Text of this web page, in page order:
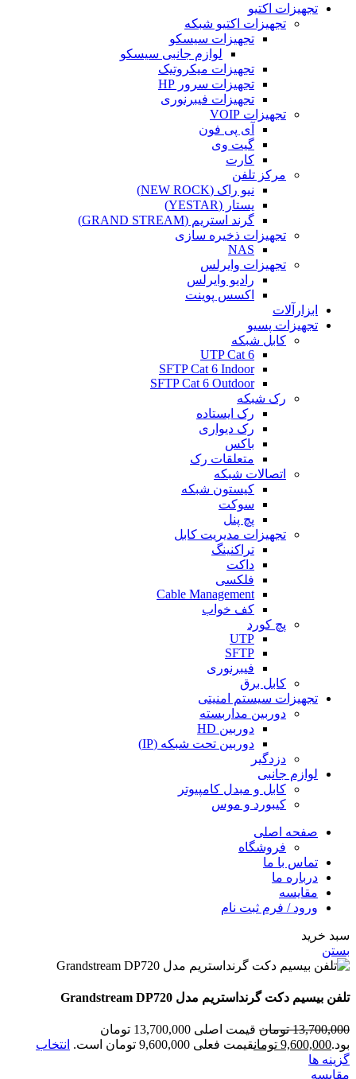
تجهیزات اکتیو
تجهیزات اکتیو شبکه
تجهیزات سیسکو
لوازم جانبی سیسکو
تجهیزات میکروتیک
تجهیزات سرور HP
تجهیزات فیبرنوری
تجهیزات VOIP
آی پی فون
گیت وی
کارت
مرکز تلفن
نیو راک (NEW ROCK)
یستار (YESTAR)
گرند استریم (GRAND STREAM)
تجهیزات ذخیره سازی
NAS
تجهیزات وایرلس
رادیو وایرلس
اکسس پوینت
ابزارآلات
تجهیزات پسیو
کابل شبکه
UTP Cat 6
SFTP Cat 6 Indoor
SFTP Cat 6 Outdoor
رک شبکه
رک ایستاده
رک دیواری
باکس
متعلقات رک
اتصالات شبکه
کیستون شبکه
سوکت
پچ پنل
تجهیزات مدیریت کابل
تراکنینگ
داکت
فلکسی
Cable Management
کف خواب
پچ کورد
UTP
SFTP
فیبرنوری
کابل برق
تجهیزات سیستم امنیتی
دوربین مداربسته
دوربین HD
دوربین تحت شبکه (IP)
دزدگیر
لوازم جانبی
کابل و مبدل کامپیوتر
کیبورد و موس
صفحه اصلی
فروشگاه
تماس با ما
درباره ما
مقایسه
ورود / فرم ثبت نام
سبد خرید
بستن
تلفن بیسیم دکت گرنداستریم مدل Grandstream DP720
13,700,000 تومان
قیمت اصلی 13,700,000 تومان
بود.9,600,000 تومانقیمت فعلی 9,600,000 تومان است.
انتخاب
گزینه ها
مقایسه